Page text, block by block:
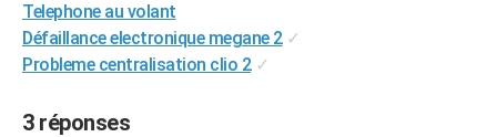
FORUM
Bricolage
Lifestyle
Culture
Sport
Auto
Television
Voyage
Cinema
Telephone au volant
Défaillance electronique megane 2 ✓
Probleme centralisation clio 2 ✓
3 réponses